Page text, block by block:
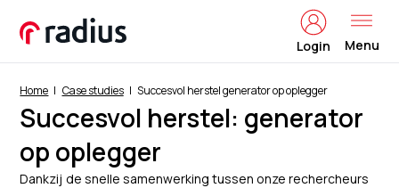
Login Menu
Home Case studies Succesvol herstel generator op oplegger
Succesvol herstel: generator
op oplegger
Dankzij de snelle samenwerking tussen onze rechercheurs